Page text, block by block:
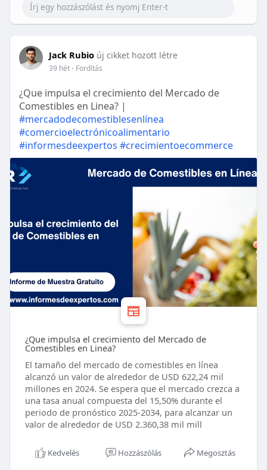
Jack Rubio új cikket hozott létre
39 hét- Fordítás
¿Que impulsa el crecimiento del Mercado de
Comestibles en Linea? |
#mercadodecomestiblesenlínea
#comercioelectrónicoalimentario
#informesdeexpertos #crecimientoecommerce
¿Que impulsa el crecimiento del Mercado de
Comestibles en Linea?
El tamaño del mercado de comestibles en línea
alcanzó un valor de alrededor de USD 622,24 mil
millones en 2024. Se espera que el mercado crezca a
una tasa anual compuesta del 15,50% durante el
periodo de pronóstico 2025-2034, para alcanzar un
valor de alrededor de USD 2.360,38 mil mill
Kedvelés Hozzászólás Megosztás